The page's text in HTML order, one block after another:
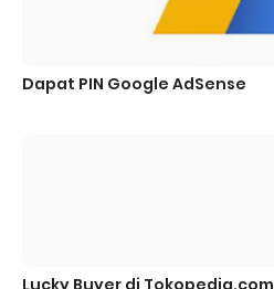
Dapat PIN Google AdSense
Lucky Buyer di Tokopedia.com